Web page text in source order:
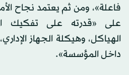
فاعلة»، ومن ثم يعتمد نجاح
على «قدرته على تفكيك
الهياكل، وهيكلة الجهاز
داخل المؤسسة».